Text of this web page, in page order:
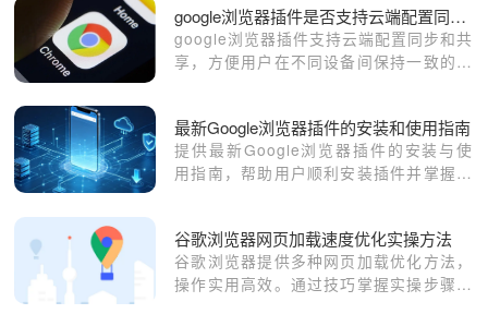
google浏览器插件是否支持云端配置同步共享
google浏览器插件支持云端配置同步和共
享，方便用户在不同设备间保持一致的插
最新Google浏览器插件的安装和使用指南
提供最新Google浏览器插件的安装与使
用指南，帮助用户顺利安装插件并掌握使
谷歌浏览器网页加载速度优化实操方法
谷歌浏览器提供多种网页加载优化方法，
操作实用高效。通过技巧掌握实操步骤，